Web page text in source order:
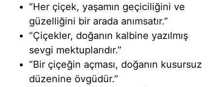
“Her çiçek, yaşamın geçiciliğini ve
güzelliğini bir arada anımsatır.”
“Çiçekler, doğanın kalbine yazılmış
sevgi mektuplarıdır.”
“Bir çiçeğin açması, doğanın kusursuz
düzenine övgüdür.”